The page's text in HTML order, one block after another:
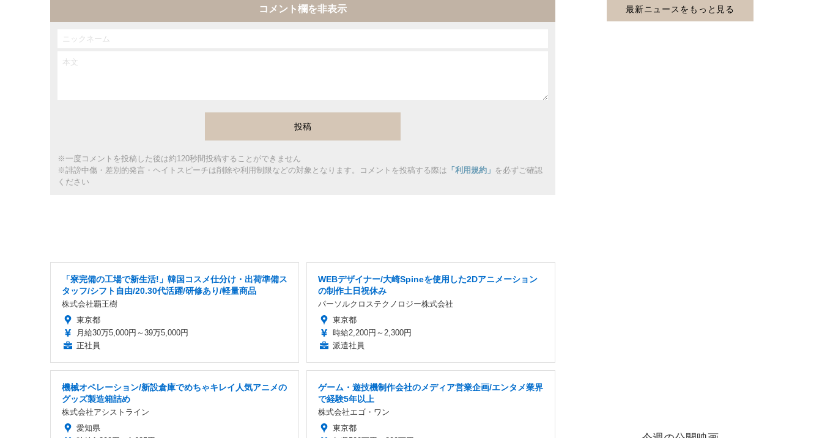
コメント欄を非表示
※一度コメントを投稿した後は約120秒間投稿することができません
※誹謗中傷・差別的発言・ヘイトスピーチは削除や利用制限などの対象となります。コメントを投稿する際は 「利用規約」 を必ずご確認
ください
「寮完備の工場で新生活!」韓国コスメ仕分け・出荷準備ス
タッフ/シフト自由/20.30代活躍/研修あり/軽量商品
株式会社覇王樹
東京都
月給30万5,000円～39万5,000円
正社員
WEBデザイナー/大崎Spineを使用した2Dアニメーション
の制作土日祝休み
パーソルクロステクノロジー株式会社
東京都
時給2,200円～2,300円
派遣社員
機械オペレーション/新設倉庫でめちゃキレイ人気アニメの
グッズ製造箱詰め
株式会社アシストライン
愛知県
ゲーム・遊技機制作会社のメディア営業企画/エンタメ業界
で経験5年以上
株式会社エゴ・ワン
東京都